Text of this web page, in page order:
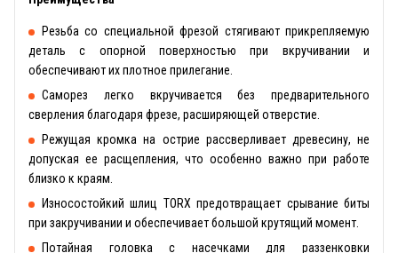
Резьба со специальной фрезой стягивают прикрепляемую
деталь с опорной поверхностью при вкручивании и
обеспечивают их плотное прилегание.
Саморез легко вкручивается без предварительного
сверления благодаря фрезе, расширяющей отверстие.
Режущая кромка на острие рассверливает древесину, не
допуская ее расщепления, что особенно важно при работе
близко к краям.
Износостойкий шлиц TORX предотвращает срывание биты
при закручивании и обеспечивает большой крутящий момент.
Потайная головка с насечками для раззенковки